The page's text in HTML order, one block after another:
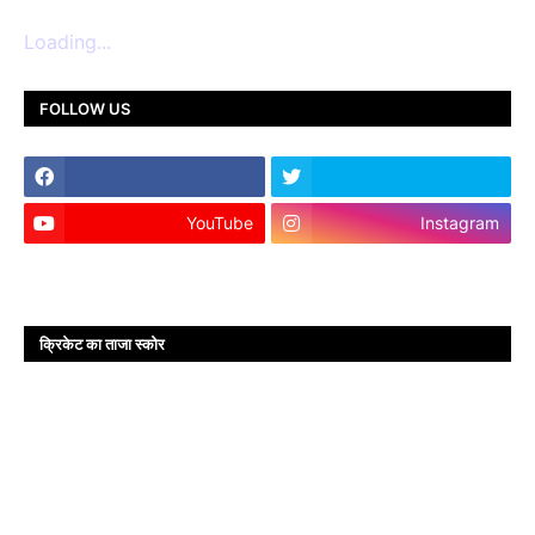
Loading...
FOLLOW US
YouTube Instagram
क्रिकेट का ताजा स्कोर